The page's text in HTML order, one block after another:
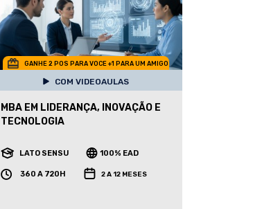
GANHE 2 POS PARA VOCE +1 PARA UM AMIGO
COM VIDEOAULAS
MBA EM LIDERANÇA, INOVAÇÃO E
TECNOLOGIA
LATO SENSU 100% EAD
360 A 720H 2 A 12 MESES